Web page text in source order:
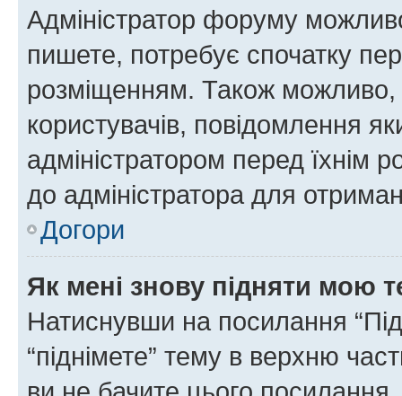
Адміністратор форуму
пишете, потребує спочатку
розміщенням. Також можливо,
користувачів, повідомлення
адміністратором перед їхнім
до адміністратора для
Догори
Як мені знову підняти мою
Натиснувши на посилання
“піднімете” тему в верхню